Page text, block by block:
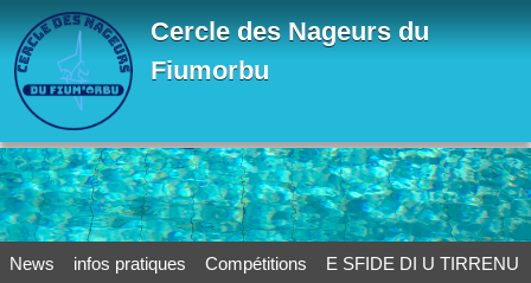
Cercle des Nageurs du
Fiumorbu
News infos pratiques Compétitions E SFIDE DI U TIRRENU
Panneau de gestion des cookies